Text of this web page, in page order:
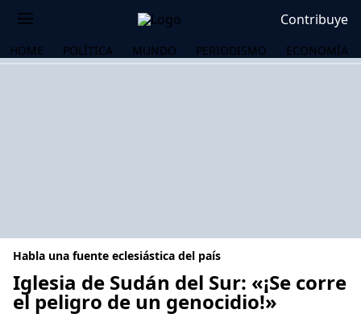
Contribuye
HOME POLÍTICA MUNDO PERIODISMO ECONOMÍA
Habla una fuente eclesiástica del país
Iglesia de Sudán del Sur: «¡Se corre
el peligro de un genocidio!»